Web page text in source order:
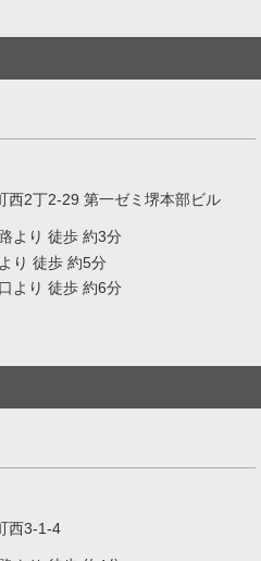
西2丁2-29 第一ゼミ堺本部ビル
より 徒歩 約3分
り 徒歩 約5分
より 徒歩 約6分
西3-1-4